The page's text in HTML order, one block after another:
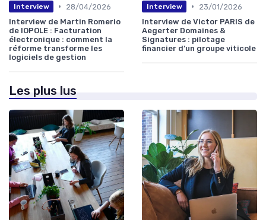
Interview •
28/04/2026
Interview de Martin Romerio
de IOPOLE : Facturation
électronique : comment la
réforme transforme les
logiciels de gestion
Interview •
23/01/2026
Interview de Victor PARIS de
Aegerter Domaines &
Signatures : pilotage
financier d’un groupe viticole
Les plus lus